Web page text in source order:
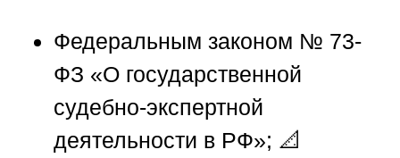
Федеральным законом № 73-
ФЗ «О государственной
судебно-экспертной
деятельности в РФ»; 📐